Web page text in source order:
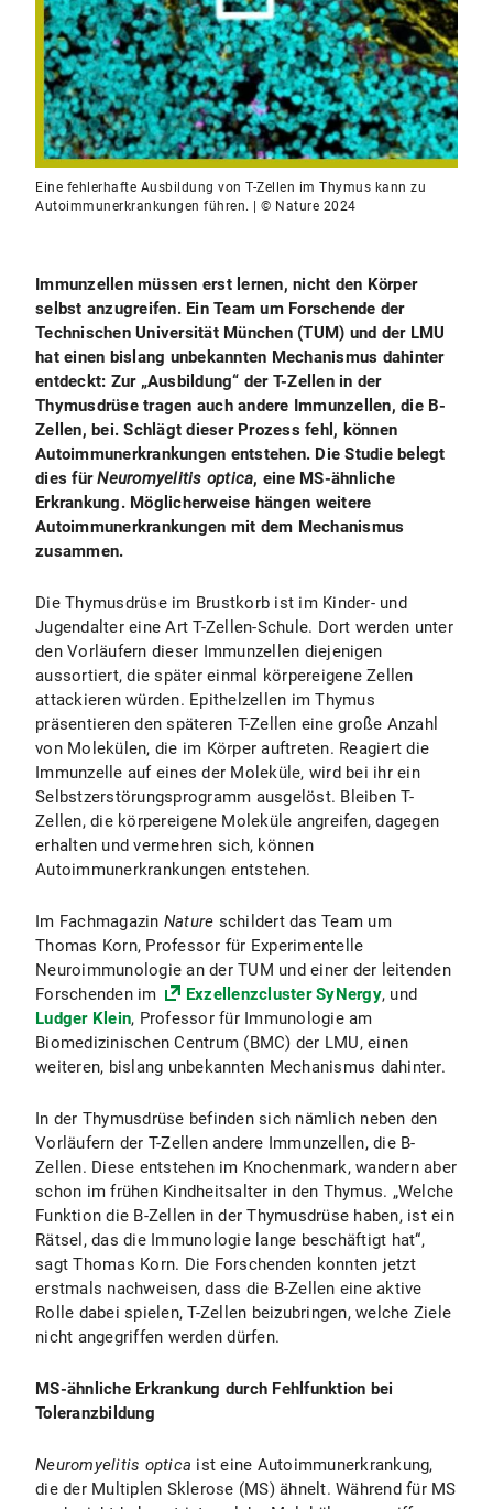
Eine fehlerhafte Ausbildung von T-Zellen im Thymus kann zu
Autoimmunerkrankungen führen. | © Nature 2024
Immunzellen müssen erst lernen, nicht den Körper
selbst anzugreifen. Ein Team um Forschende der
Technischen Universität München (TUM) und der LMU
hat einen bislang unbekannten Mechanismus dahinter
entdeckt: Zur „Ausbildung“ der T-Zellen in der
Thymusdrüse tragen auch andere Immunzellen, die B-
Zellen, bei. Schlägt dieser Prozess fehl, können
Autoimmunerkrankungen entstehen. Die Studie belegt
dies fürNeuromyelitis optica, eine MS-ähnliche
Erkrankung. Möglicherweise hängen weitere
Autoimmunerkrankungen mit dem Mechanismus
zusammen.
Die Thymusdrüse im Brustkorb ist im Kinder- und
Jugendalter eine Art T-Zellen-Schule. Dort werden unter
den Vorläufern dieser Immunzellen diejenigen
aussortiert, die später einmal körpereigene Zellen
attackieren würden. Epithelzellen im Thymus
präsentieren den späteren T-Zellen eine große Anzahl
von Molekülen, die im Körper auftreten. Reagiert die
Immunzelle auf eines der Moleküle, wird bei ihr ein
Selbstzerstörungsprogramm ausgelöst. Bleiben T-
Zellen, die körpereigene Moleküle angreifen, dagegen
erhalten und vermehren sich, können
Autoimmunerkrankungen entstehen.
Im Fachmagazin Nature schildert das Team um
Thomas Korn, Professor für Experimentelle
Neuroimmunologie an der TUM und einer der leitenden
Forschenden im
Exzellenzcluster SyNergy, und
Ludger Klein, Professor für Immunologie am
Biomedizinischen Centrum (BMC) der LMU, einen
weiteren, bislang unbekannten Mechanismus dahinter.
In der Thymusdrüse befinden sich nämlich neben den
Vorläufern der T-Zellen andere Immunzellen, die B-
Zellen. Diese entstehen im Knochenmark, wandern aber
schon im frühen Kindheitsalter in den Thymus. „Welche
Funktion die B-Zellen in der Thymusdrüse haben, ist ein
Rätsel, das die Immunologie lange beschäftigt hat“,
sagt Thomas Korn. Die Forschenden konnten jetzt
erstmals nachweisen, dass die B-Zellen eine aktive
Rolle dabei spielen, T-Zellen beizubringen, welche Ziele
nicht angegriffen werden dürfen.
MS-ähnliche Erkrankung durch Fehlfunktion bei
Toleranzbildung
Neuromyelitis optica ist eine Autoimmunerkrankung,
die der Multiplen Sklerose (MS) ähnelt. Während für MS